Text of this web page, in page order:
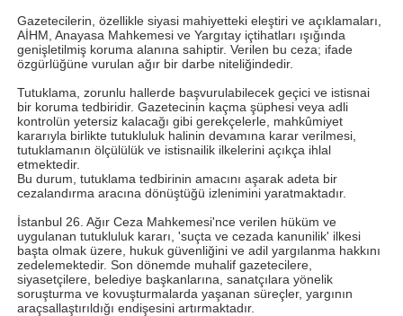
Gazetecilerin, özellikle siyasi mahiyetteki eleştiri ve açıklamaları,
AİHM, Anayasa Mahkemesi ve Yargıtay içtihatları ışığında
genişletilmiş koruma alanına sahiptir. Verilen bu ceza; ifade
özgürlüğüne vurulan ağır bir darbe niteliğindedir.
Tutuklama, zorunlu hallerde başvurulabilecek geçici ve istisnai
bir koruma tedbiridir. Gazetecinin kaçma şüphesi veya adli
kontrolün yetersiz kalacağı gibi gerekçelerle, mahkûmiyet
kararıyla birlikte tutukluluk halinin devamına karar verilmesi,
tutuklamanın ölçülülük ve istisnailik ilkelerini açıkça ihlal
etmektedir.
Bu durum, tutuklama tedbirinin amacını aşarak adeta bir
cezalandırma aracına dönüştüğü izlenimini yaratmaktadır.
İstanbul 26. Ağır Ceza Mahkemesi'nce verilen hüküm ve
uygulanan tutukluluk kararı, 'suçta ve cezada kanunilik' ilkesi
başta olmak üzere, hukuk güvenliğini ve adil yargılanma hakkını
zedelemektedir. Son dönemde muhalif gazetecilere,
siyasetçilere, belediye başkanlarına, sanatçılara yönelik
soruşturma ve kovuşturmalarda yaşanan süreçler, yargının
araçsallaştırıldığı endişesini artırmaktadır.